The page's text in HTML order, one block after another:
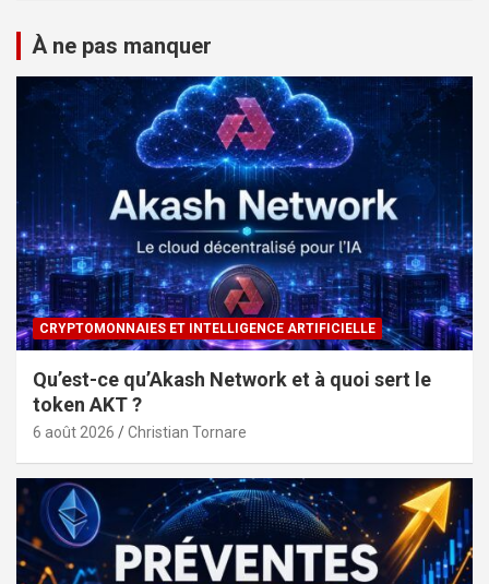
À ne pas manquer
CRYPTOMONNAIES ET INTELLIGENCE ARTIFICIELLE
Qu’est-ce qu’Akash Network et à quoi sert le
token AKT ?
6 août 2026 Christian Tornare